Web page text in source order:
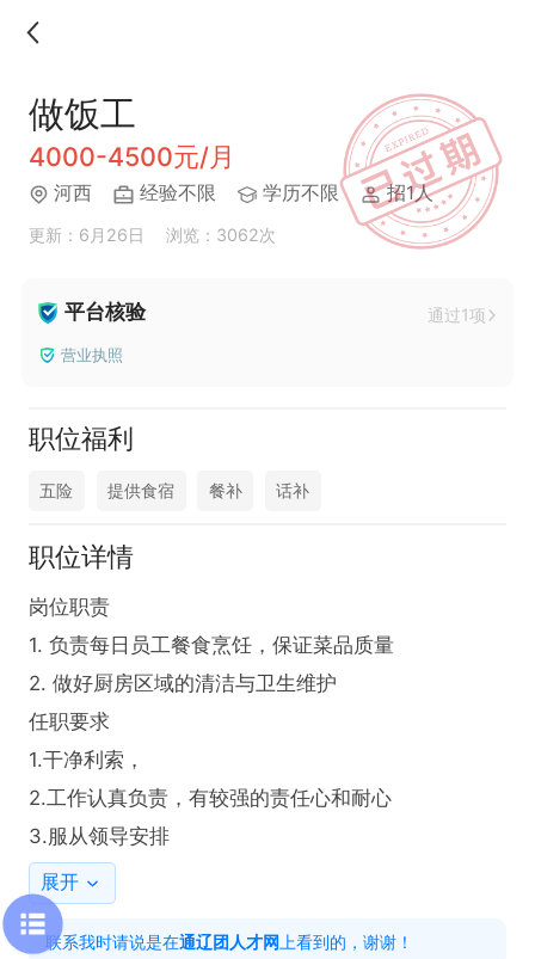
做饭工
4000-4500元/月
河西 经验不限 学历不限 招1人
更新：6月26日 浏览：3062次
平台核验 通过1项
营业执照
职位福利
五险 提供食宿 餐补 话补
职位详情
岗位职责
1. 负责每日员工餐食烹饪，保证菜品质量
2. 做好厨房区域的清洁与卫生维护
任职要求
1.干净利索，
2.工作认真负责，有较强的责任心和耐心
3.服从领导安排
展开
联系我时请说是在通辽团人才网 上看到的，谢谢！